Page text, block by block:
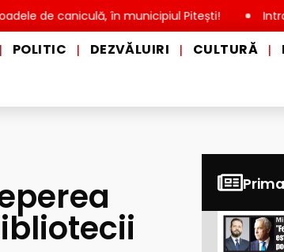
în municipiul Pitești! Intrare
| POLITIC | DEZVĂLUIRI | CULTURĂ |